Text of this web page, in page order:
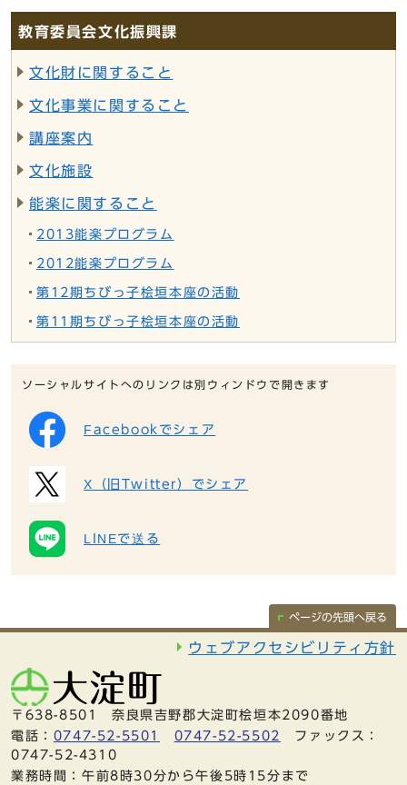
教育委員会文化振興課
文化財に関すること
文化事業に関すること
講座案内
文化施設
能楽に関すること
2013能楽プログラム
2012能楽プログラム
第12期ちびっ子桧垣本座の活動
第11期ちびっ子桧垣本座の活動
ソーシャルサイトへのリンクは別ウィンドウで開きます
Facebookでシェア
X（旧Twitter）でシェア
LINEで送る
ページの先頭へ戻る
ウェブアクセシビリティ方針
〒638-8501 奈良県吉野郡大淀町桧垣本2090番地
電話： 0747-52-5501 0747-52-5502
ファックス：
0747-52-4310
業務時間：午前8時30分から午後5時15分まで